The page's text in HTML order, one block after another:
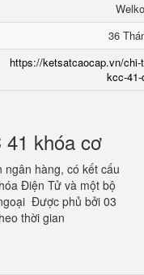
Welko
36
https://ketsatcaocap.vn/
kcc-
41 khóa cơ
ngân hàng, có kết cấu
Điện Tử và một bộ
Được phủ bởi 03
thời gian